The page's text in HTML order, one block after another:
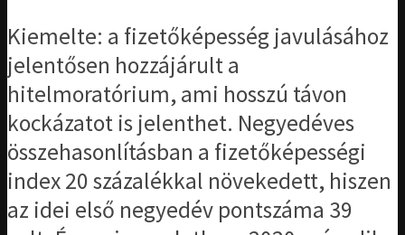
Kiemelte: a fizetőképesség javulásához
jelentősen hozzájárult a
hitelmoratórium, ami hosszú távon
kockázatot is jelenthet. Negyedéves
összehasonlításban a fizetőképességi
index 20 százalékkal növekedett, hiszen
az idei első negyedév pontszáma 39